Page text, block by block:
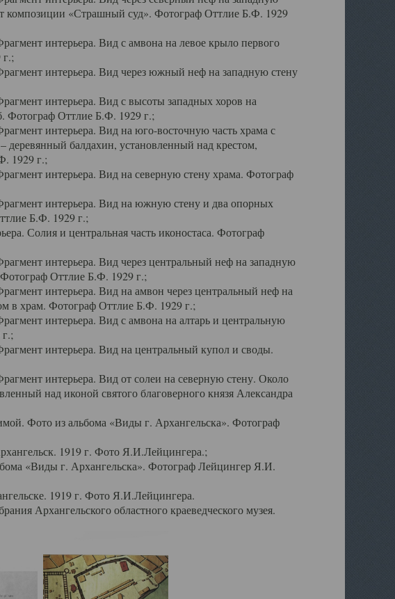
композиции «Страшный суд». Фотограф Оттлие Б.Ф. 1929
интерьера. Вид с амвона на левое крыло первого
интерьера. Вид через южный неф на западную стену
интерьера. Вид с высоты западных хоров на
Фотограф Оттлие Б.Ф. 1929 г.;
интерьера. Вид на юго-восточную часть храма с
балдахин, установленный над крестом,
1929 г.;
интерьера. Вид на северную стену храма. Фотограф
интерьера. Вид на южную стену и два опорных
Б.Ф. 1929 г.;
Солия и центральная часть иконостаса. Фотограф
интерьера. Вид через центральный неф на западную
Оттлие Б.Ф. 1929 г.;
интерьера. Вид на амвон через центральный неф на
в храм. Фотограф Оттлие Б.Ф. 1929 г.;
интерьера. Вид с амвона на алтарь и центральную
интерьера. Вид на центральный купол и своды.
интерьера. Вид от солеи на северную стену. Около
над иконой святого благоверного князя Александра
Фото из альбома «Виды г. Архангельска». Фотограф
1919 г. Фото Я.И.Лейцингера.;
«Виды г. Архангельска». Фотограф Лейцингер Я.И.
1919 г. Фото Я.И.Лейцингера.
Архангельского областного краеведческого музея.